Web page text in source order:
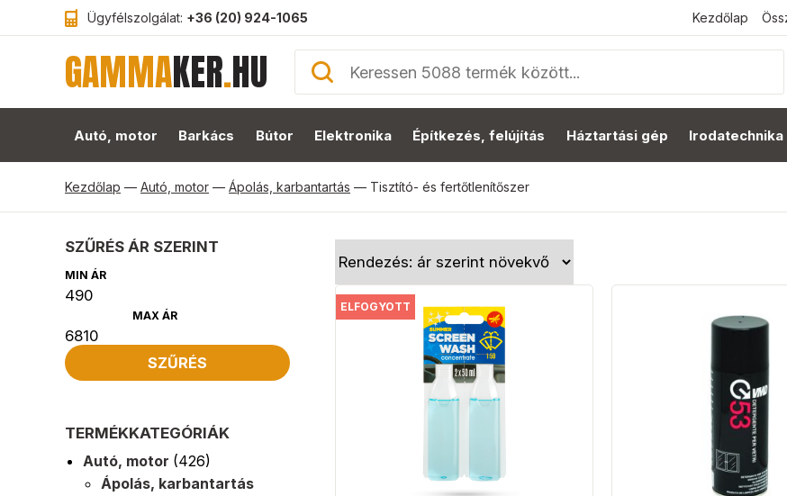
Ügyfélszolgálat: +36 (20) 924-1065 Kezdőlap
GAMMAKER.HU
Autó, motor Barkács Bútor Elektronika Építkezés, felújítás Háztartási gép Irodatechnika
Kezdőlap — Autó, motor — Ápolás, karbantartás — Tisztító- és fertőtlenítőszer
SZŰRÉS ÁR SZERINT
MIN ÁR
MAX ÁR
SZŰRÉS
TERMÉKKATEGÓRIÁK
Autó, motor (426)
Ápolás, karbantartás
ELFOGYOTT